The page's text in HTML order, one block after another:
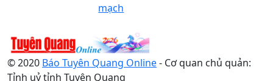
mạch
© 2020 Báo Tuyên Quang Online- Cơ quan chủ quản:
Tỉnh uỷ tỉnh Tuyên Quang